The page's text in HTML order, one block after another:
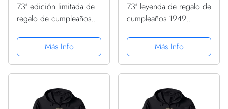
73ª edición limitada de
regalo de cumpleaños
CapuchaMás Info
73ª leyenda de regalo de
cumpleaños 1949
Más Info